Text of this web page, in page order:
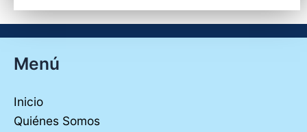
Menú
Inicio
Quiénes Somos